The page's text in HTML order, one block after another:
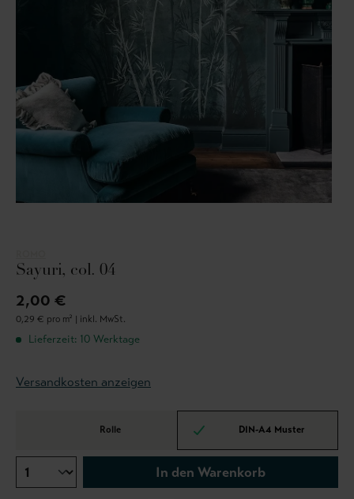
Sayuri, col. 04
2,00 €
0,29 € pro m² | inkl. MwSt.
Lieferzeit: 10 Werktage
Versandkosten anzeigen
Rolle DIN-A4 Muster
In den Warenkorb